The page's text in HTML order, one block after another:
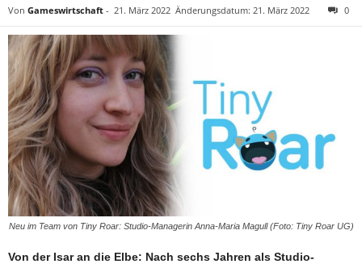
Von Gameswirtschaft - 21. März 2022 Änderungsdatum: 21. März 2022 0
Neu im Team von Tiny Roar: Studio-Managerin Anna-Maria Magull (Foto: Tiny Roar UG)
Von der Isar an die Elbe: Nach sechs Jahren als Studio-